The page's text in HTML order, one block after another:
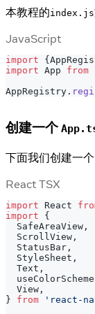
本教程的index.js
JavaScript
import {
import App from
AppRegistry .
创建一个
下面我们创建一个
React TSX
import React
import
{
SafeAreaView ,
ScrollView ,
StatusBar ,
StyleSheet ,
Text ,
  useColorScheme
View ,
}
from 'react-